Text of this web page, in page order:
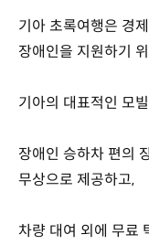
기아 초록여행은 경
장애인을 지원하기
기아의 대표적인 모
장애인 승하차 편의
무상으로 제공하고,
차량 대여 외에 무료